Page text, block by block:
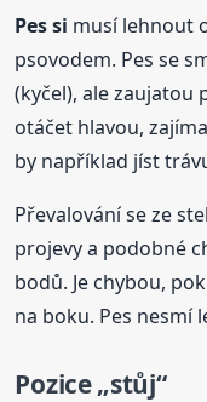
Pes si musí lehnout
psovodem. Pes se
(kyčel), ale zaujatou
otáčet hlavou,
by například jíst
Převalování se ze
projevy a podobné
bodů. Je chybou,
na boku. Pes nesmí
Pozice „stůj“